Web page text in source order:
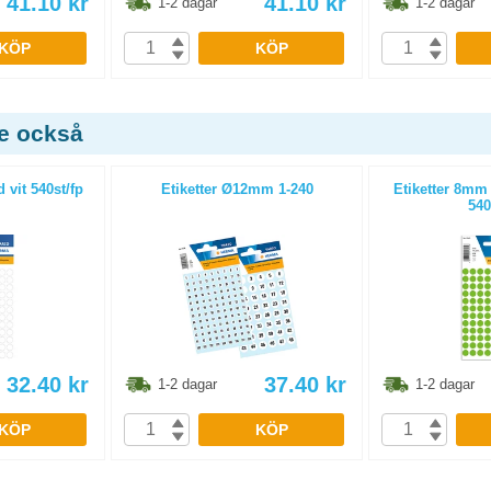
KÖP KÖP
också
vit 540st/fp
32.40 kr
KÖP
Etiketter Ø12mm 1-240
1-2 dagar 37.40 kr
KÖP
Etiketter
1-2 dagar